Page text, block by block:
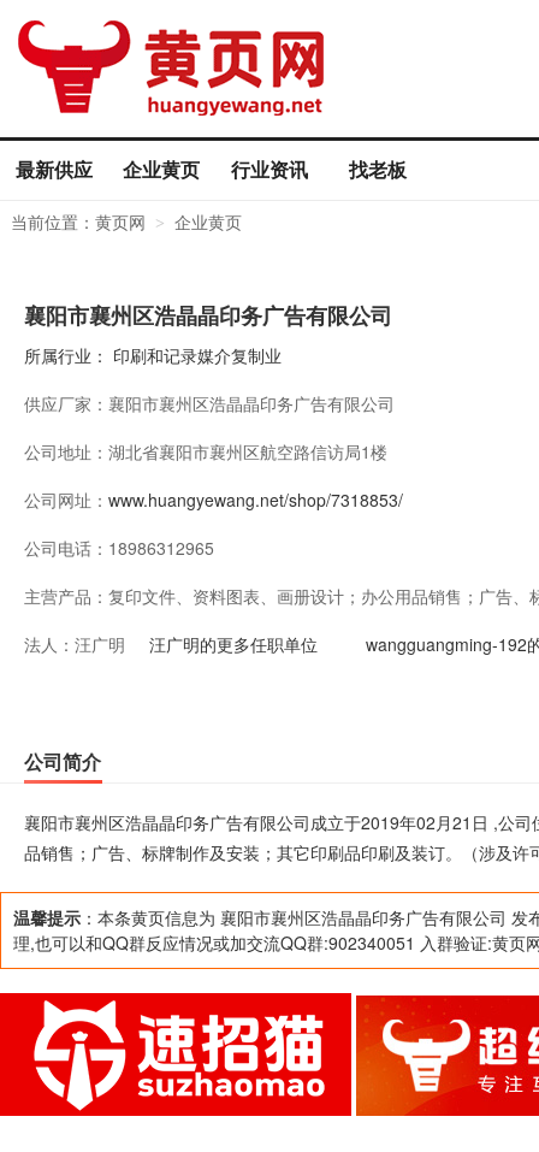
最新供应 企业黄页 行业资讯 找老板
当前位置： 黄页网 > 企业黄页
襄阳市襄州区浩晶晶印务广告有限公司
所属行业： 印刷和记录媒介复制业
供应厂家： 襄阳市襄州区浩晶晶印务广告有限公司
公司地址： 湖北省襄阳市襄州区航空路信访局1楼
公司网址： www.huangyewang.net/shop/7318853/
公司电话： 18986312965
主营产品： 复印文件、资料图表、画册设计；办公用品销售；广告
装订。（涉及许可经营项目，应取得相关部门许可后方可
法人： 汪广明 汪广明的更多任职单位 wangguangming-192
公司简介
襄阳市襄州区浩晶晶印务广告有限公司成立于2019年02月21日 ,公
品销售；广告、标牌制作及安装；其它印刷品印刷及装订。（涉及
温馨提示 ：本条黄页信息为 襄阳市襄州区浩晶晶印务广告有限公司
理,也可以和QQ群反应情况或加交流QQ群:902340051 入群验证:黄页